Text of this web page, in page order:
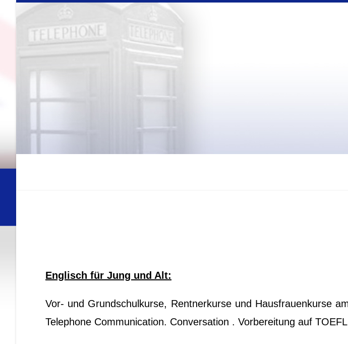
Englisch für Jung und Alt:
Vor- und Grundschulkurse, Rentnerkurse und Hausfrauenkurse
Telephone Communication. Conversation . Vorbereitung auf